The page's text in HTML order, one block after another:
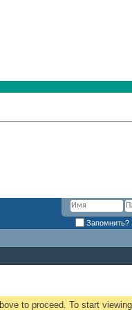
Запомнить?
to proceed. To start